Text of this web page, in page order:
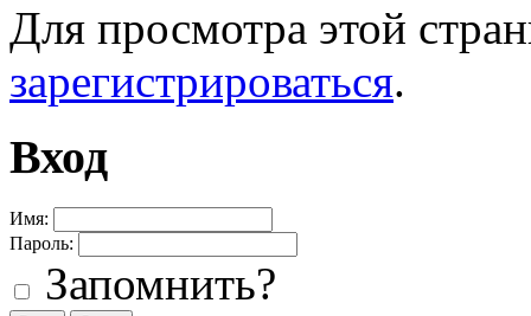
Для просмотра этой
зарегистрироваться.
Вход
Имя:
Пароль:
Запомнить?